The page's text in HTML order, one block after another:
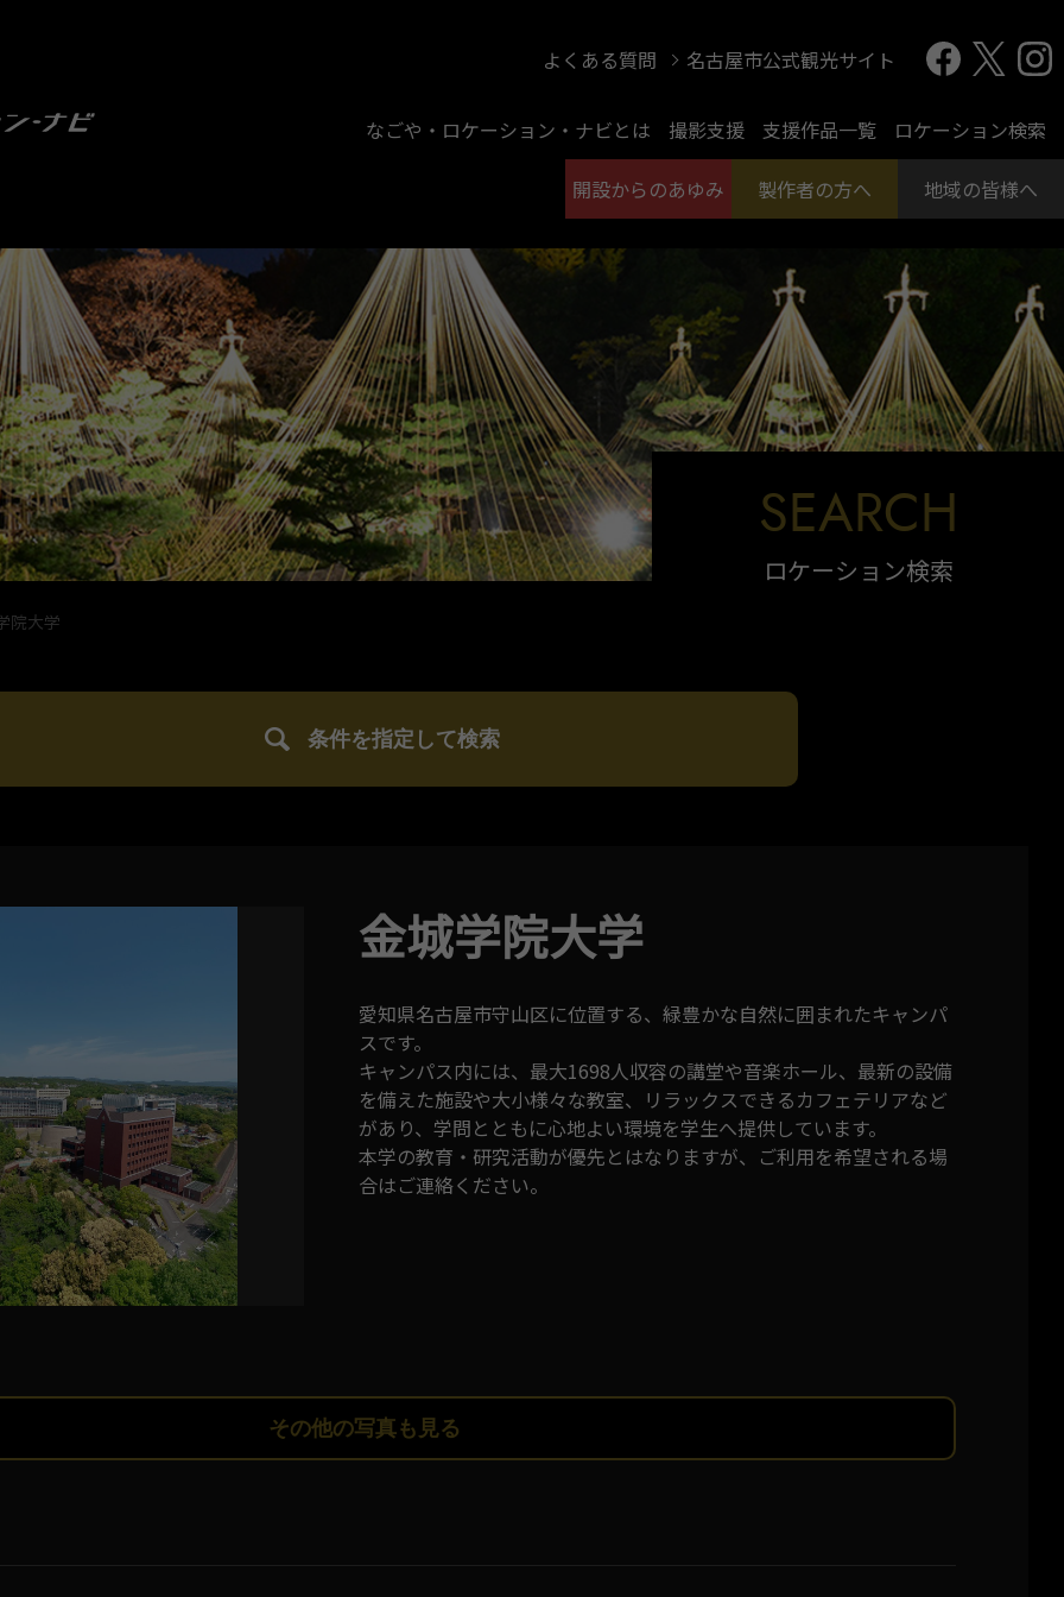
よくある質問 名古屋市公式観光サイト
なごや・ロケーション・ナビとは 撮影支援 支援作品一覧 ロケーション検索
開設からのあゆみ 製作者の方へ 地域の皆様へ
SEARCH
ロケーション検索
院大学
条件を指定して検索
金城学院大学
愛知県名古屋市守山区に位置する、緑豊かな自然に囲まれたキャンパ
スです。
キャンパス内には、最大1698人収容の講堂や音楽ホール、最新の設備
を備えた施設や大小様々な教室、リラックスできるカフェテリアなど
があり、学問とともに心地よい環境を学生へ提供しています。
本学の教育・研究活動が優先とはなりますが、ご利用を希望される場
合はご連絡ください。
その他の写真も見る